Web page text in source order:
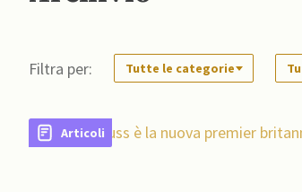
Filtra per: Tutte le categorie
Articoli